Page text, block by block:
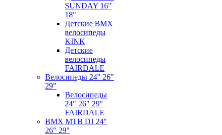
SUNDAY 16"
18"
Детские BMX
велосипеды
KINK
Детские
велосипеды
FAIRDALE
Велосипеды 24" 26"
29"
Велосипеды
24" 26" 29"
FAIRDALE
BMX MTB DJ 24"
26" 29"